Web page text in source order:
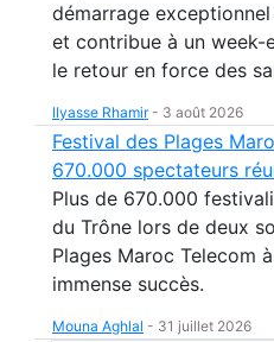
démarrage
et contribue à un
le retour en force des
Ilyasse Rhamir- 3 août 2026
Festival des Plages
670.000 spectateurs
Plus de 670.000
du Trône lors de deux
Plages Maroc Telecom
immense succès.
Mouna Aghlal - 31 juillet 2026